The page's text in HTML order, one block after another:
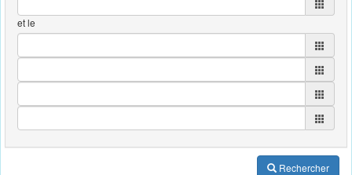
et le
Rechercher